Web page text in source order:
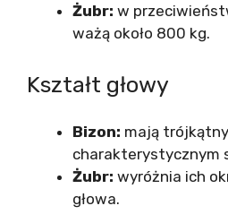
Żubr: w
ważą około 800 kg.
Kształt głowy
Bizon: mają trójkątny
charakterystycznym
Żubr: wyróżnia ich
głowa.